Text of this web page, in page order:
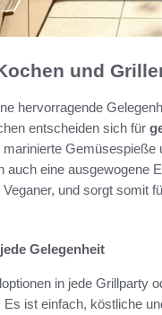
und
hervorragende
entscheiden sich für
marinierte
auch eine ausgewogene
und sorgt somit
Gelegenheit
in jede Grillparty
Es ist einfach, köstliche